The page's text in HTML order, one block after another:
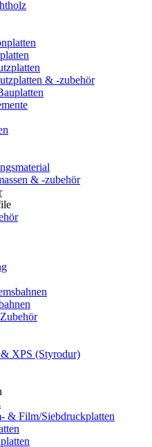
& -zubehör
& -zubehör
XPS (Styrodur)
& Film/Siebdruckplatten